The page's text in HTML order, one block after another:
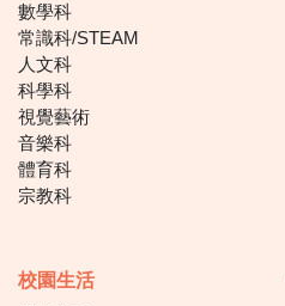
數學科
常識科/STEAM
人文科
科學科
視覺藝術
音樂科
體育科
宗教科
校園生活